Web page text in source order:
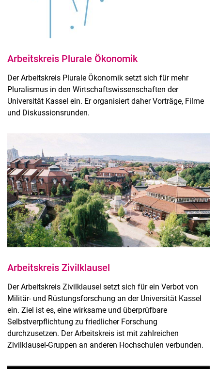
Arbeitskreis Plurale Ökonomik
Der Arbeitskreis Plurale Ökonomik setzt sich für mehr
Pluralismus in den Wirtschaftswissenschaften der
Universität Kassel ein. Er organisiert daher Vorträge, Filme
und Diskussionsrunden.
Arbeitskreis Zivilklausel
Der Arbeitskreis Zivilklausel setzt sich für ein Verbot von
Militär- und Rüstungsforschung an der Universität Kassel
ein. Ziel ist es, eine wirksame und überprüfbare
Selbstverpflichtung zu friedlicher Forschung
durchzusetzen. Der Arbeitskreis ist mit zahlreichen
Zivilklausel-Gruppen an anderen Hochschulen verbunden.